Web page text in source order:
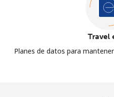
Travel
Planes de datos para